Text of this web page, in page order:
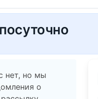
нет, но мы
о